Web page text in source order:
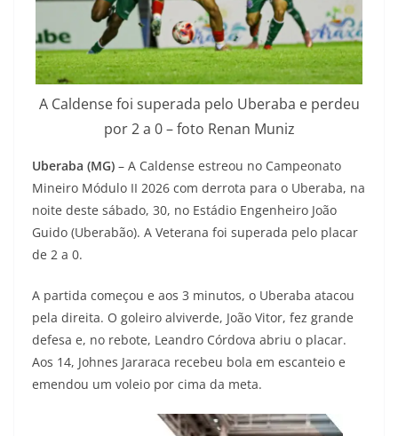
A Caldense foi superada pelo Uberaba e perdeu
por 2 a 0 – foto Renan Muniz
Uberaba (MG) – A Caldense estreou no Campeonato
Mineiro Módulo II 2026 com derrota para o Uberaba, na
noite deste sábado, 30, no Estádio Engenheiro João
Guido (Uberabão). A Veterana foi superada pelo placar
de 2 a 0.
A partida começou e aos 3 minutos, o Uberaba atacou
pela direita. O goleiro alviverde, João Vitor, fez grande
defesa e, no rebote, Leandro Córdova abriu o placar.
Aos 14, Johnes Jararaca recebeu bola em escanteio e
emendou um voleio por cima da meta.